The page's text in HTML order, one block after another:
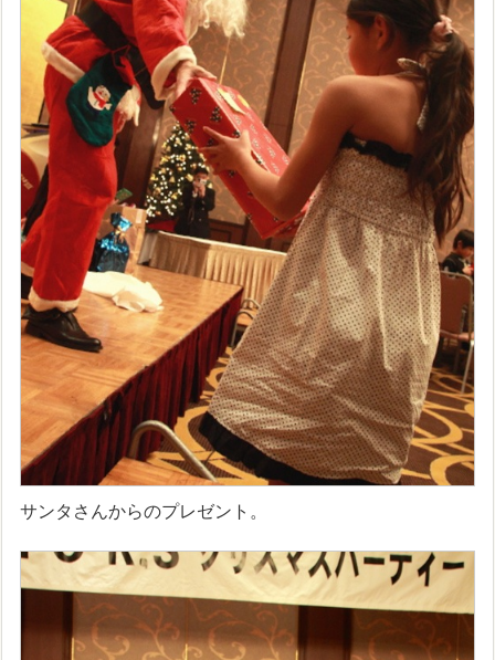
サンタさんからのプレゼント。